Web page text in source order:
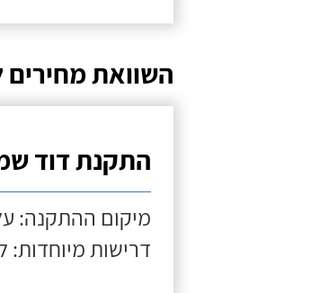
השוואת
התקנת דוד שמש
מיקום ההתקנה:
דרישות מיוחדות: